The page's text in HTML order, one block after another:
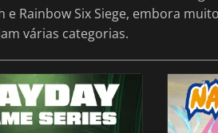
Rainbow Six Siege, embora
várias categorias.